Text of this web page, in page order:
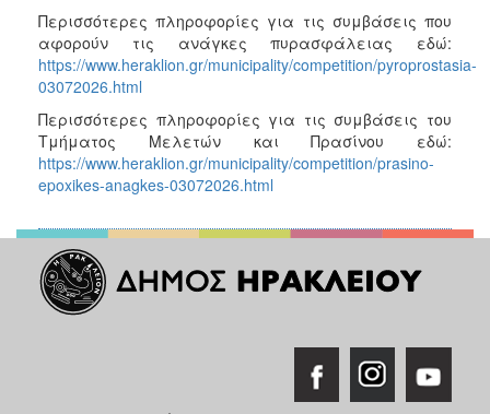
Περισσότερες πληροφορίες για τις συμβάσεις που
αφορούν τις ανάγκες πυρασφάλειας εδώ:
https://www.heraklion.gr/municipality/competition/pyroprostasia-
03072026.html
Περισσότερες πληροφορίες για τις συμβάσεις του
Τμήματος Μελετών και Πρασίνου εδώ:
https://www.heraklion.gr/municipality/competition/prasino-
epoxikes-anagkes-03072026.html